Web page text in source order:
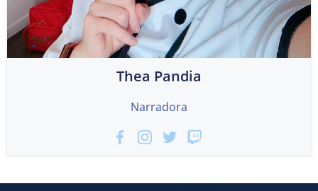
Thea Pandia
Narradora